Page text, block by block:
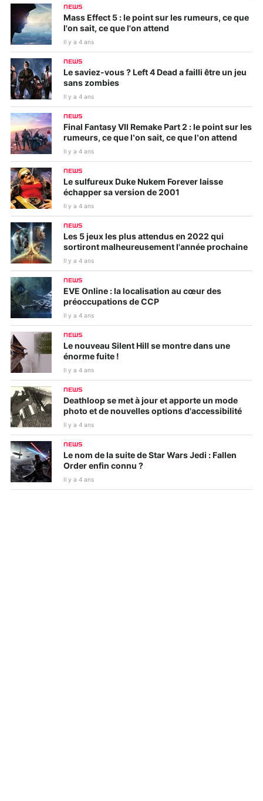
NEWS
Mass Effect 5 : le point sur les rumeurs, ce que
l'on sait, ce que l'on attend
Il y a 4 ans
NEWS
Le saviez-vous ? Left 4 Dead a failli être un jeu
sans zombies
Il y a 4 ans
NEWS
Final Fantasy VII Remake Part 2 : le point sur les
rumeurs, ce que l’on sait, ce que l’on attend
Il y a 4 ans
NEWS
Le sulfureux Duke Nukem Forever laisse
échapper sa version de 2001
Il y a 4 ans
NEWS
Les 5 jeux les plus attendus en 2022 qui
sortiront malheureusement l'année prochaine
Il y a 4 ans
NEWS
EVE Online : la localisation au cœur des
préoccupations de CCP
Il y a 4 ans
NEWS
Le nouveau Silent Hill se montre dans une
énorme fuite !
Il y a 4 ans
NEWS
Deathloop se met à jour et apporte un mode
photo et de nouvelles options d'accessibilité
Il y a 4 ans
NEWS
Le nom de la suite de Star Wars Jedi : Fallen
Order enfin connu ?
Il y a 4 ans